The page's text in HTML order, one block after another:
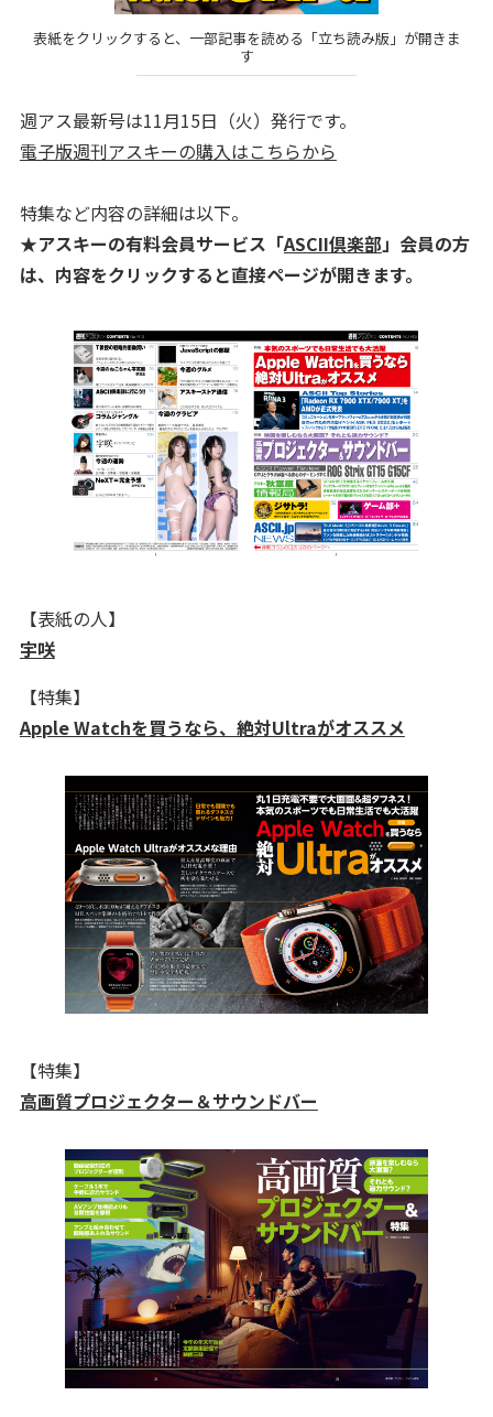
表紙をクリックすると、一部記事を読める「立ち読み版」が開きま
す
週アス最新号は11月15日（火）発行です。
電子版週刊アスキーの購入はこちらから
特集など内容の詳細は以下。
★アスキーの有料会員サービス「ASCII倶楽部」会員の方
は、内容をクリックすると直接ページが開きます。
【表紙の人】
宇咲
【特集】
Apple Watchを買うなら、絶対Ultraがオススメ
【特集】
高画質プロジェクター＆サウンドバー